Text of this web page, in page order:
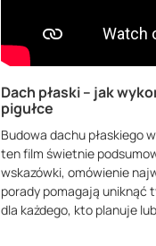
Dach płaski – jak
pigułce
Budowa dachu płaskiego
ten film świetnie
wskazówki, omówienie
porady pomagają uniknąć
dla każdego, kto planuje